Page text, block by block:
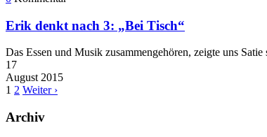
Erik denkt nach 3: „Bei Tisch“
Das Essen und Musik zusammengehören, zeigte uns
17
August 2015
1 2 Weiter ›
Archiv